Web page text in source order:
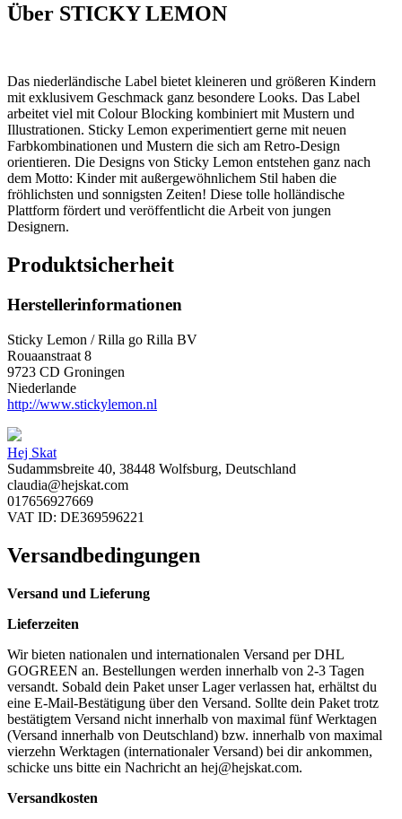
Über STICKY LEMON
Das niederländische Label bietetkleineren und größeren Kindern
mit exklusivem Geschmack ganz besondere Looks. Das Label
arbeitet viel mit Colour Blocking kombiniert mit Mustern und
Illustrationen. Sticky Lemon experimentiert gerne mit neuen
Farbkombinationen und Mustern die sich am Retro-Design
orientieren. Die Designs von Sticky Lemon entstehen ganz nach
dem Motto: Kinder mit außergewöhnlichem Stil haben die
fröhlichsten und sonnigsten Zeiten! Diese tolle holländische
Plattform fördert und veröffentlicht die Arbeit von jungen
Designern.
Produktsicherheit
Herstellerinformationen
Sticky Lemon / Rilla go Rilla BV
Rouaanstraat 8
9723 CD Groningen
Niederlande
http://www.stickylemon.nl
Hej Skat
Sudammsbreite 40, 38448 Wolfsburg, Deutschland
claudia@hejskat.com
017656927669
VAT ID: DE369596221
Versandbedingungen
Versand und Lieferung
Lieferzeiten
Wir bieten nationalen und internationalen Versand per DHL
GOGREEN an. Bestellungen werden innerhalb von 2-3 Tagen
versandt. Sobald dein Paket unser Lager verlassen hat, erhältst du
eine E-Mail-Bestätigung über den Versand. Sollte dein Paket trotz
bestätigtem Versand nicht innerhalb von maximal fünf Werktagen
(Versand innerhalb von Deutschland) bzw. innerhalb von maximal
vierzehn Werktagen (internationaler Versand) bei dir ankommen,
schicke uns bitte ein Nachricht an hej@hejskat.com.
Versandkosten